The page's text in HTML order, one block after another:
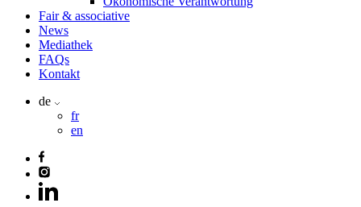
Fair & associative
News
Mediathek
FAQs
Kontakt
de
fr
en